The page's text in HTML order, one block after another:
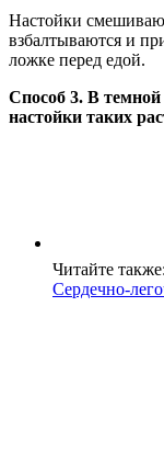
Настойки
взбалтываются и
ложке перед едой.
Способ 3. В
настойки таких
Читайте также:
Сердечно-